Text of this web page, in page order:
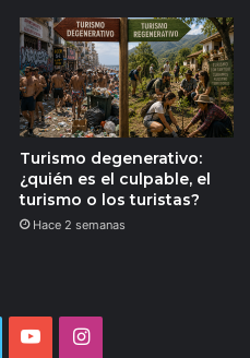
Turismo degenerativo:
¿quién es el culpable, el
turismo o los turistas?
Hace 2 semanas
YouTubeInstagram